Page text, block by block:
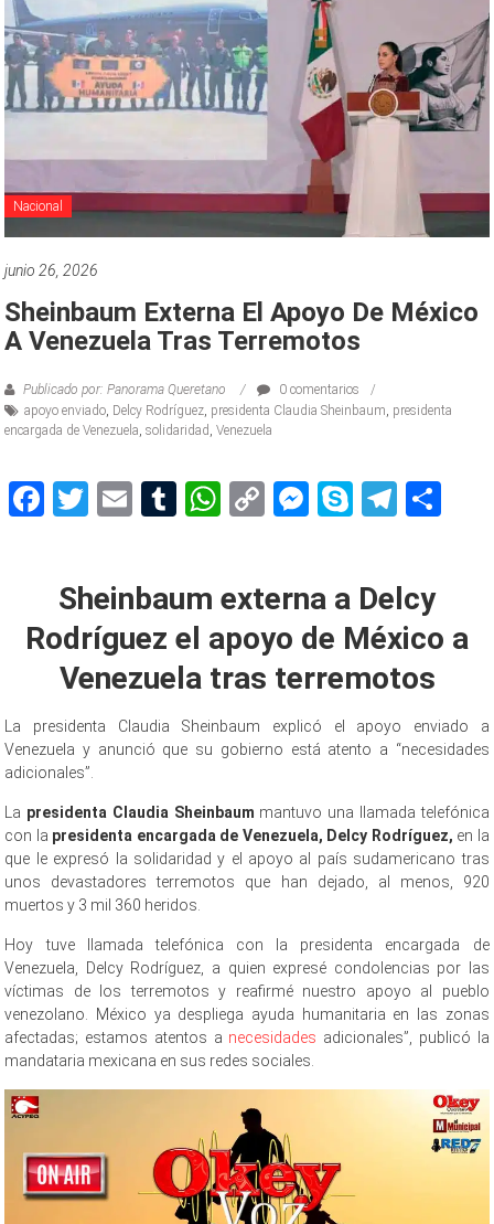
Nacional
junio 26, 2026
Sheinbaum Externa El Apoyo De México
A Venezuela Tras Terremotos
Publicado por: Panorama Queretano
0 comentarios
apoyo enviado Delcy Rodríguez presidenta Claudia Sheinbaum presidenta
encargada de Venezuela ,solidaridad ,Venezuela
Facebook
Twitter
EmailTumblr
WhatsApp
CopyMessenger
Skype
Sheinbaum externa a Delcy
Rodríguez el apoyo de México a
Venezuela tras terremotos
La presidenta Claudia Sheinbaum explicó el apoyo enviado a
Venezuela y anunció que su gobierno está atento a “necesidades
adicionales”.
La presidenta Claudia Sheinbaum mantuvo una llamada telefónica
con la presidenta encargada de Venezuela, Delcy Rodríguez, en la
que le expresó la solidaridad y el apoyo al país sudamericano tras
unos devastadores terremotos que han dejado, al menos, 920
muertos y 3 mil 360 heridos.
Hoy tuve llamada telefónica con la presidenta encargada de
Venezuela, Delcy Rodríguez, a quien expresé condolencias por las
víctimas de los terremotos y reafirmé nuestro apoyo al pueblo
venezolano. México ya despliega ayuda humanitaria en las zonas
afectadas; estamos atentos a necesidades adicionales”, publicó la
mandataria mexicana en sus redes sociales.